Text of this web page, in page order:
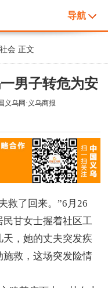
导航
社会 正文
男子转危为安
义乌网·义乌商报
了回来。”6月26
民甘女士握着社区工
，她的丈夫突发疾
救，这场突发险情